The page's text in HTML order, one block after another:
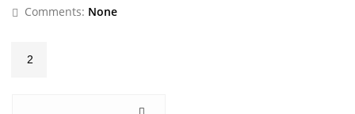
Comments: None
2